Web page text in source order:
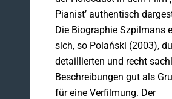
Pianist’ authentisch
Die Biographie Szpilmans
sich, so Polański (2003),
detaillierten und recht
Beschreibungen gut als
für eine Verfilmung. Der